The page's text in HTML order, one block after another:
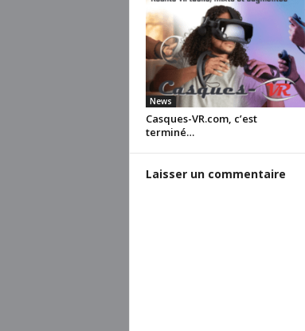
News
Casques-VR.com, c’est
terminé…
Laisser un commentaire